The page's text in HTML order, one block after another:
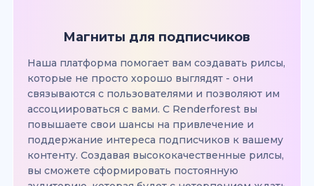
Магниты для подписчиков
Наша платформа помогает вам создавать рилсы,
которые не просто хорошо выглядят - они
связываются с пользователями и позволяют им
ассоциироваться с вами. С Renderforest вы
повышаете свои шансы на привлечение и
поддержание интереса подписчиков к вашему
контенту. Создавая высококачественные рилсы,
вы сможете сформировать постоянную